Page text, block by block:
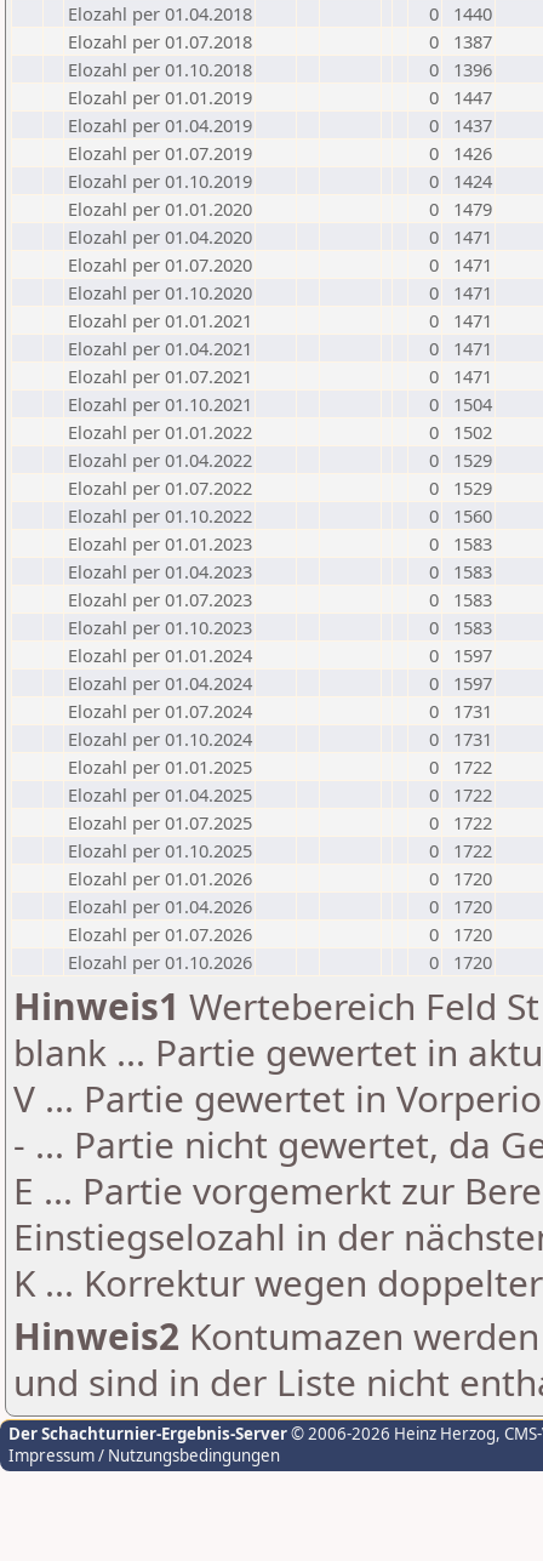
Elozahl per 01.04.2018
0
1440
Elozahl per 01.07.2018
0
1387
Elozahl per 01.10.2018
0
1396
Elozahl per 01.01.2019
0
1447
Elozahl per 01.04.2019
0
1437
Elozahl per 01.07.2019
0
1426
Elozahl per 01.10.2019
0
1424
Elozahl per 01.01.2020
0
1479
Elozahl per 01.04.2020
0
1471
Elozahl per 01.07.2020
0
1471
Elozahl per 01.10.2020
0
1471
Elozahl per 01.01.2021
0
1471
Elozahl per 01.04.2021
0
1471
Elozahl per 01.07.2021
0
1471
Elozahl per 01.10.2021
0
1504
Elozahl per 01.01.2022
0
1502
Elozahl per 01.04.2022
0
1529
Elozahl per 01.07.2022
0
1529
Elozahl per 01.10.2022
0
1560
Elozahl per 01.01.2023
0
1583
Elozahl per 01.04.2023
0
1583
Elozahl per 01.07.2023
0
1583
Elozahl per 01.10.2023
0
1583
Elozahl per 01.01.2024
0
1597
Elozahl per 01.04.2024
0
1597
Elozahl per 01.07.2024
0
1731
Elozahl per 01.10.2024
0
1731
Elozahl per 01.01.2025
0
1722
Elozahl per 01.04.2025
0
1722
Elozahl per 01.07.2025
0
1722
Elozahl per 01.10.2025
0
1722
Elozahl per 01.01.2026
0
1720
Elozahl per 01.04.2026
0
1720
Elozahl per 01.07.2026
0
1720
Elozahl per 01.10.2026
0 1720
Hinweis1 Wertebereich Feld
blank ... Partie gewertet in
V ... Partie gewertet in
- ... Partie nicht gewertet, da
E ... Partie vorgemerkt zur
Einstiegselozahl in der
K ... Korrektur wegen
Hinweis2 Kontumazen
und sind in der Liste nicht
Der Schachturnier-Ergebnis-Server© 2006-2026 Heinz Herzog,
Impressum / Nutzungsbedingungen